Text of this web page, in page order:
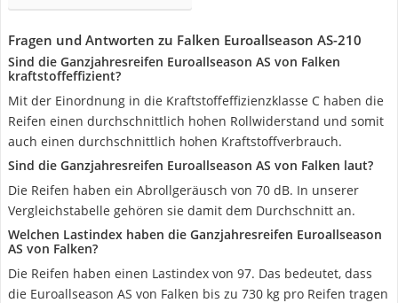
Fragen und Antworten zu Falken Euroallseason AS-210
Sind die Ganzjahresreifen Euroallseason AS von Falken
kraftstoffeffizient?
Mit der Einordnung in die Kraftstoffeffizienzklasse C haben die
Reifen einen durchschnittlich hohen Rollwiderstand und somit
auch einen durchschnittlich hohen Kraftstoffverbrauch.
Sind die Ganzjahresreifen Euroallseason AS von Falken laut?
Die Reifen haben ein Abrollgeräusch von 70 dB. In unserer
Vergleichstabelle gehören sie damit dem Durchschnitt an.
Welchen Lastindex haben die Ganzjahresreifen Euroallseason
AS von Falken?
Die Reifen haben einen Lastindex von 97. Das bedeutet, dass
die Euroallseason AS von Falken bis zu 730 kg pro Reifen tragen